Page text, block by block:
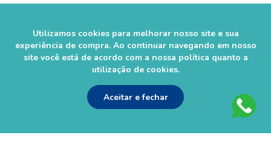
Utilizamos cookies para melhorar nosso site e sua
experiência de compra. Ao continuar navegando em nosso
site você está de acordo com a nossa política quanto a
utilização de cookies.
Aceitar e fechar
automedicação e não substituem, em hipótese alguma, as orientações
dadas pelo profissional da área médica. Somente o médico está apto a
diagnosticar qualquer problema de saúde e prescrever o tratamento